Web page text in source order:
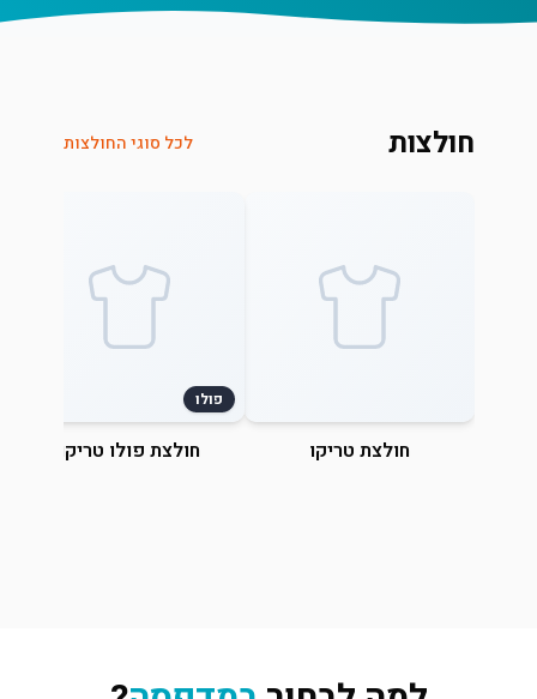
חולצות לכל סוגי החולצות
חולצת טריקו
פולו
חולצת פולו טריקו